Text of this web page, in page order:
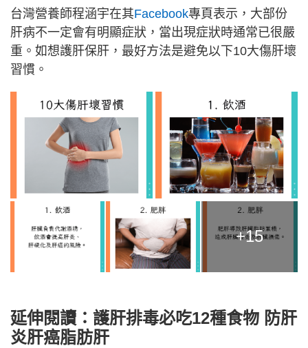
台灣營養師程涵宇在其Facebook專頁表示，大部份
肝病不一定會有明顯症狀，當出現症狀時通常已很嚴
重。如想護肝保肝，最好方法是避免以下10大傷肝壞
習慣。
+15
延伸閱讀：護肝排毒必吃12種食物 防肝
炎肝癌脂肪肝